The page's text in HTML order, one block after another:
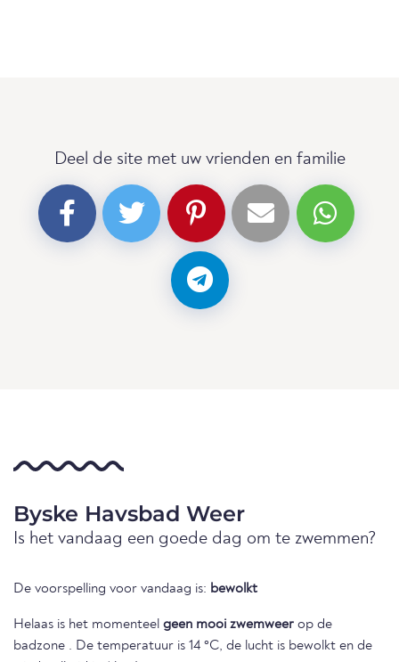
Deel de site met uw vrienden en familie
Byske Havsbad Weer
Is het vandaag een goede dag om te zwemmen?
De voorspelling voor vandaag is: bewolkt
Helaas is het momenteel geen mooi zwemweer op de
badzone . De temperatuur is 14 °C, de lucht is bewolkt en de